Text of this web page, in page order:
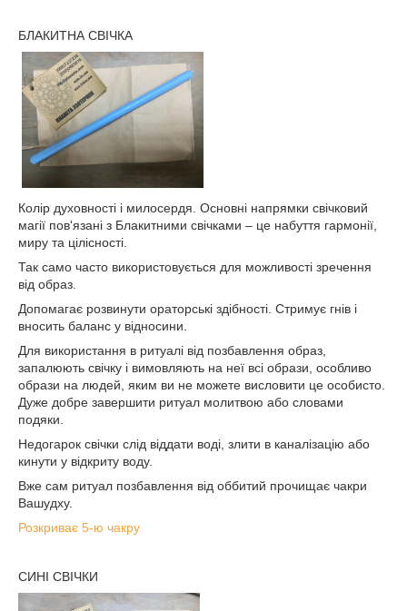
БЛАКИТНА СВІЧКА
Колір духовності і милосердя. Основні напрямки свічковий
магії пов'язані з Блакитними свічками – це набуття гармонії,
миру та цілісності.
Так само часто використовується для можливості зречення
від образ.
Допомагає розвинути ораторські здібності. Стримує гнів і
вносить баланс у відносини.
Для використання в ритуалі від позбавлення образ,
запалюють свічку і вимовляють на неї всі образи, особливо
образи на людей, яким ви не можете висловити це особисто.
Дуже добре завершити ритуал молитвою або словами
подяки.
Недогарок свічки слід віддати воді, злити в каналізацію або
кинути у відкриту воду.
Вже сам ритуал позбавлення від оббитий прочищає чакри
Вашудху.
Розкриває 5-ю чакру
СИНІ СВІЧКИ